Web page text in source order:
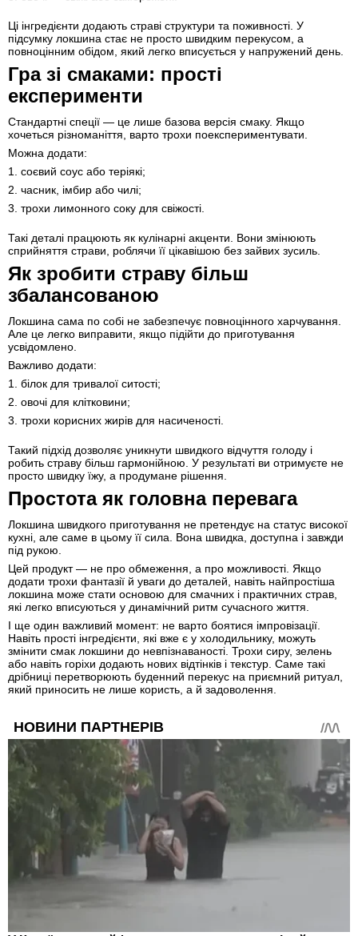
Ці інгредієнти додають страві структури та поживності. У
підсумку локшина стає не просто швидким перекусом, а
повноцінним обідом, який легко вписується у напружений день.
Гра зі смаками: прості
експерименти
Стандартні спеції — це лише базова версія смаку. Якщо
хочеться різноманіття, варто трохи поекспериментувати.
Можна додати:
1. соєвий соус або теріякі;
2. часник, імбир або чилі;
3. трохи лимонного соку для свіжості.
Такі деталі працюють як кулінарні акценти. Вони змінюють
сприйняття страви, роблячи її цікавішою без зайвих зусиль.
Як зробити страву більш
збалансованою
Локшина сама по собі не забезпечує повноцінного харчування.
Але це легко виправити, якщо підійти до приготування
усвідомлено.
Важливо додати:
1. білок для тривалої ситості;
2. овочі для клітковини;
3. трохи корисних жирів для насиченості.
Такий підхід дозволяє уникнути швидкого відчуття голоду і
робить страву більш гармонійною. У результаті ви отримуєте не
просто швидку їжу, а продумане рішення.
Простота як головна перевага
Локшина швидкого приготування не претендує на статус високої
кухні, але саме в цьому її сила. Вона швидка, доступна і завжди
під рукою.
Цей продукт — не про обмеження, а про можливості. Якщо
додати трохи фантазії й уваги до деталей, навіть найпростіша
локшина може стати основою для смачних і практичних страв,
які легко вписуються у динамічний ритм сучасного життя.
І ще один важливий момент: не варто боятися імпровізації.
Навіть прості інгредієнти, які вже є у холодильнику, можуть
змінити смак локшини до невпізнаваності. Трохи сиру, зелень
або навіть горіхи додають нових відтінків і текстур. Саме такі
дрібниці перетворюють буденний перекус на приємний ритуал,
який приносить не лише користь, а й задоволення.